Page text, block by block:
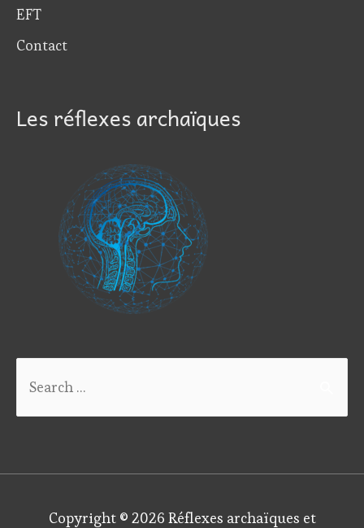
EFT
Contact
Les réflexes archaïques
Copyright © 2026 Réflexes archaïques et